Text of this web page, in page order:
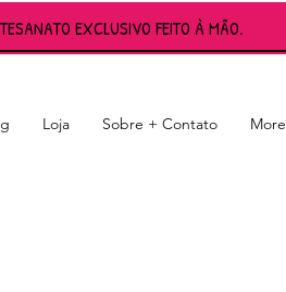
EXCLUSIVO FEITO À MÃO.
Loja Sobre + Contato More